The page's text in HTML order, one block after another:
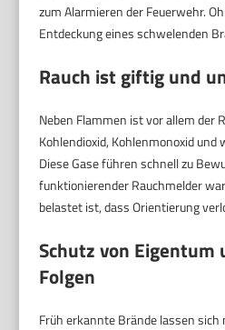
zum Alarmieren der Feuerwehr.
Entdeckung eines schwelenden
Rauch ist giftig und
Neben Flammen ist vor allem der
Kohlendioxid, Kohlenmonoxid
Diese Gase führen schnell zu
funktionierender Rauchmelder
belastet ist, dass Orientierung
Schutz von
Folgen
Früh erkannte Brände lassen